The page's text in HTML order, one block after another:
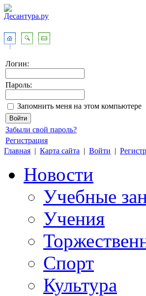
Логин:
Пароль:
Запомнить меня на этом компьютере
Забыли свой пароль?
Регистрация
Главная | Карта сайта | Войти |
Новости
Учебные
Учения
Спорт
Культура